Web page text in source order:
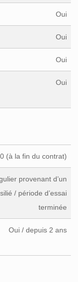
Oui
Oui
Oui
Oui
(à la fin du contrat)
provenant d’un
/ période d’essai
terminée
Oui / depuis 2 ans